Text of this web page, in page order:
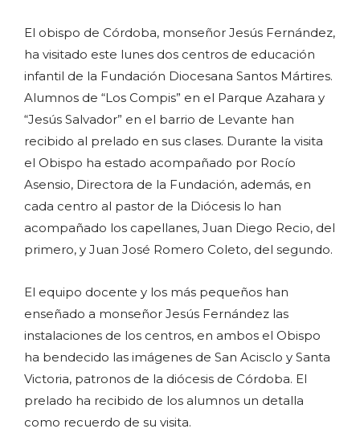
El obispo de Córdoba, monseñor Jesús Fernández,
ha visitado este lunes dos centros de educación
infantil de la Fundación Diocesana Santos Mártires.
Alumnos de “Los Compis” en el Parque Azahara y
“Jesús Salvador” en el barrio de Levante han
recibido al prelado en sus clases. Durante la visita
el Obispo ha estado acompañado por Rocío
Asensio, Directora de la Fundación, además, en
cada centro al pastor de la Diócesis lo han
acompañado los capellanes, Juan Diego Recio, del
primero, y Juan José Romero Coleto, del segundo.
El equipo docente y los más pequeños han
enseñado a monseñor Jesús Fernández las
instalaciones de los centros, en ambos el Obispo
ha bendecido las imágenes de San Acisclo y Santa
Victoria, patronos de la diócesis de Córdoba. El
prelado ha recibido de los alumnos un detalla
como recuerdo de su visita.